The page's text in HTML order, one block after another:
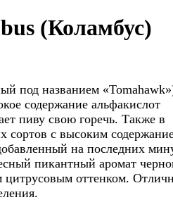
(Коламбус)
под названием
содержание альфа­кислот
пиву свою горечь. Также в
сортов с высоким
на последних
пикантный аромат
оттенком.